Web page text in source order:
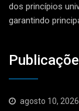
dos princípios
garantindo
agosto 10, 2026